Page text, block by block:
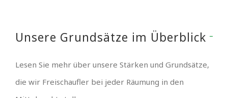
Unsere Grundsätze im Überblick
Lesen Sie mehr über unsere Stärken und Grundsätze,
die wir Freischaufler bei jeder Räumung in den